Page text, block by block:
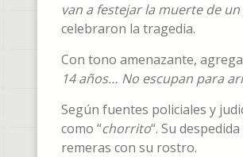
van a festejar la muerte de
celebraron la tragedia.
Con tono amenazante,
14 años… No escupan para
Según fuentes policiales y
como “chorrito“. Su
remeras con su rostro.